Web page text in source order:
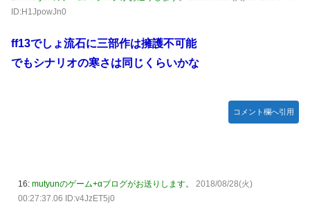
ID:H1JpowJn0
ff13でしょ流石に三部作は擁護不可能
でもシナリオの寒さは同じくらいかな
コメント欄へ引用
16: mutyunのゲーム+αブログがお送りします。
2018/08/28(火)
00:27:37.06 ID:v4JzET5j0